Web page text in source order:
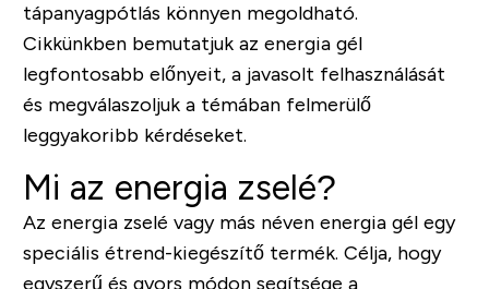
tápanyagpótlás könnyen megoldható.
Cikkünkben bemutatjuk az energia gél
legfontosabb előnyeit, a javasolt felhasználását
és megválaszoljuk a témában felmerülő
leggyakoribb kérdéseket.
Mi az energia zselé?
Az energia zselé vagy más néven energia gél egy
speciális étrend-kiegészítő termék. Célja, hogy
egyszerű és gyors módon segítsége a